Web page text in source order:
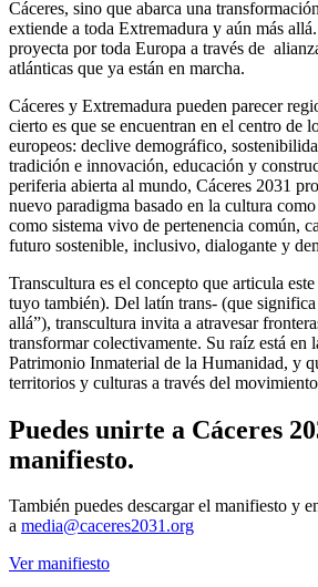
Cáceres, sino que abarca una
extiende a toda Extremadura y aún más
proyecta por toda Europa a través de
atlánticas que ya están en marcha.
Cáceres y Extremadura pueden parecer
cierto es que se encuentran en el centro de
europeos: declive demográfico,
tradición e innovación, educación y
periferia abierta al mundo, Cáceres 2031
nuevo paradigma basado en la cultura
como sistema vivo de pertenencia común,
futuro sostenible, inclusivo, dialogante y
Transcultura es el concepto que articula
tuyo también). Del latín trans- (que significa
allá”), transcultura invita a atravesar
transformar colectivamente. Su raíz está en
Patrimonio Inmaterial de la Humanidad, y
territorios y culturas a través del
Puedes unirte a Cáceres
manifiesto.
También puedes descargar el manifiesto y
a media@caceres2031.org
Ver manifiesto